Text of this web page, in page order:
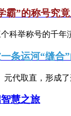
霸”的称号究
科举称号的千年
条运河“缝合”
代取直，形成
慧之旅